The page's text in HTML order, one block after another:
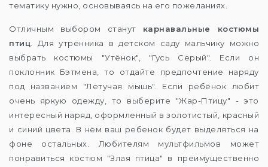
тематику нужно, основываясь на его пожеланиях.
Отличным выбором станут карнавальные костюмы
птиц . Для утренника в детском саду мальчику можно
выбрать костюмы "Утёнок", "Гусь Серый". Если он
поклонник Бэтмена, то отдайте предпочтение наряду
под названием "Летучая мышь". Если ребёнок любит
очень яркую одежду, то выберите "Жар-Птицу" - это
интересный наряд, оформленный в золотистый, красный
и синий цвета. В нём ваш ребенок будет выделяться на
фоне остальных. Любителям мультфильмов может
понравиться костюм "Злая птица" в преимущественно